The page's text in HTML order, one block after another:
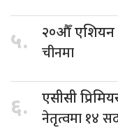
५. २०औँ एशियन
चीनमा
६. एसीसी
नेतृत्वमा १४